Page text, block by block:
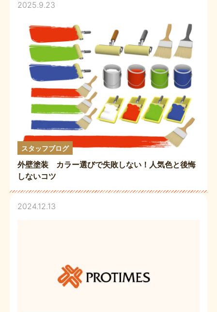
2025.9.23
スタッフブログ
外壁塗装 カラー選びで失敗しない！人気色と後悔
しないコツ
2024.12.13